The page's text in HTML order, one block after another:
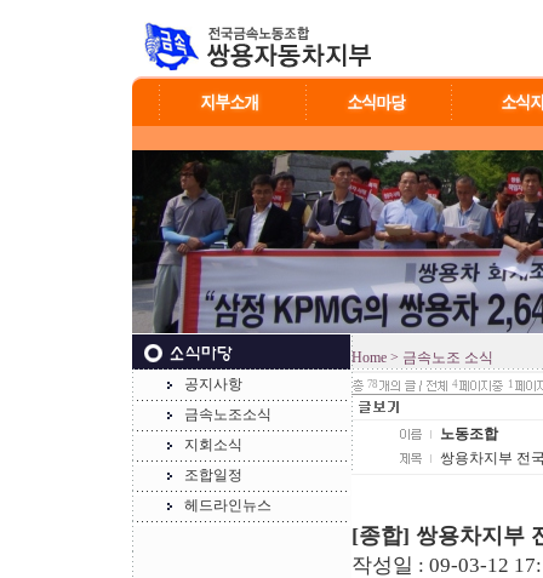
공지사항
금속노조소식
지회소식
조합일정
헤드라인뉴스
Home > 금속노조 소식
78 4 1
노동조합
쌍용차지부 전
[종합] 쌍용차지부
작성일 : 09-03-12